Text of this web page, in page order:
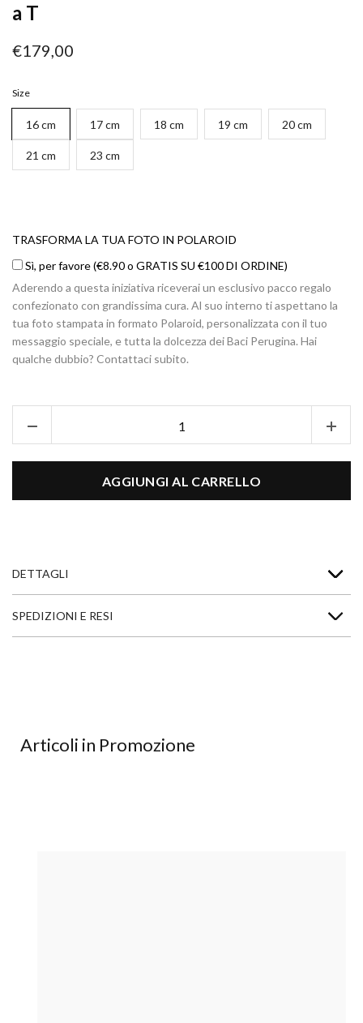
a T
€179,00
Size
16 cm 17 cm 18 cm 19 cm 20 cm
21 cm 23 cm
TRASFORMA LA TUA FOTO IN POLAROID
LA
FOTO
IN
POLAROID
Sì, per favore (€8.90 o GRATIS SU €100 DI ORDINE)
Aderendo a questa iniziativa riceverai un esclusivo pacco regalo
confezionato con grandissima cura. Al suo interno ti aspettano la
tua foto stampata in formato Polaroid, personalizzata con il tuo
messaggio speciale, e tutta la dolcezza dei Baci Perugina. Hai
qualche dubbio? Contattaci subito.
AGGIUNGI AL CARRELLO
DETTAGLI
SPEDIZIONI E RESI
Articoli in Promozione